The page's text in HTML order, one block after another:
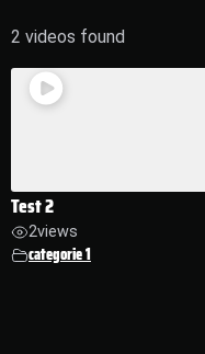
2 videos found
Test 2
2views
categorie 1